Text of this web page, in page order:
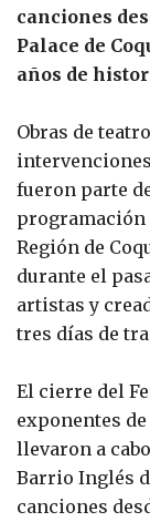
canciones
Palace de
años de
Obras de
fueron parte
programación
Región de
durante el
artistas y
tres días de
El cierre del
exponentes
llevaron a
Barrio Inglés
canciones